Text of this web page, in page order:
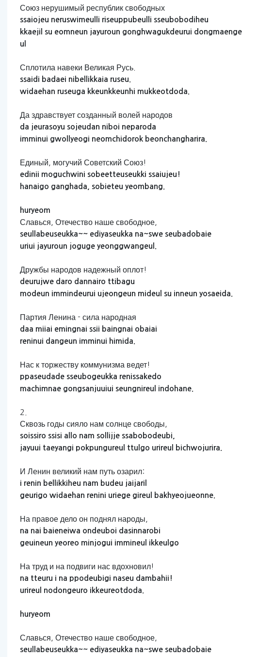
Союз нерушимый республик свободных
ssaiojeu neruswimeulli riseuppubeulli sseubobodiheu
kkaejil
su eomneun jayuroun gonghwagukdeurui dongmaenge
ul
Сплотила навеки Великая Русь.
ssaidi badaei nibellikkaia ruseu.
widaehan ruseuga kkeunkkeunhi mukkeotdoda.
Да здравствует созданный волей народов
da jeurasoyu sojeudan niboi neparoda
imminui gwollyeogi neomchidorok beonchangharira.
Единый, могучий Советский Союз!
edinii moguchwini sobeetteuseukki ssaiujeu!
hanaigo ganghada, sobieteu yeombang.
huryeom
Славься, Отечество наше свободное,
seullabeuseukka~~ ediyaseukka na~swe seubadobaie
uriui jayuroun joguge yeonggwangeul.
Дружбы народов надежный оплот!
deurujwe daro dannairo ttibagu
modeun immindeurui ujeongeun mideul su inneun yosaeida.
Партия Ленина - сила народная
daa miiai emingnai ssii baingnai obaiai
reninui dangeun imminui himida.
Нас к торжеству коммунизма ведет!
ppaseudade sseubogeukka renissakedo
machimnae gongsanjuuiui seungnireul indohane.
2.
Сквозь годы сияло нам солнце свободы,
soissiro ssisi allo nam sollijje ssabobodeubi,
jayuui taeyangi pokpungureul ttulgo urireul bichwojurira.
И Ленин великий нам путь озарил:
i renin bellikkiheu nam budeu jaijaril
geurigo widaehan renini uriege gireul bakhyeojueonne.
На правое дело он поднял народы,
na nai baieneiwa ondeuboi dasinnarobi
geuineun yeoreo minjogui immineul ikkeulgo
На труд и на подвиги нас вдохновил!
na tteuru i na ppodeubigi naseu dambahii!
urireul
nodongeuro ikkeureotdoda.
huryeom
Славься, Отечество наше свободное,
seullabeuseukka~~ ediyaseukka na~swe seubadobaie